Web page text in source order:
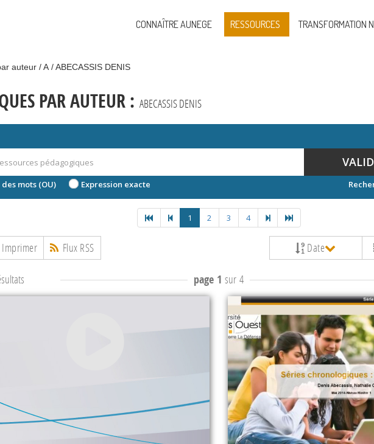
CONNAÎTRE AUNEGE RESSOURCES TRANSFORMATION
auteur A ABECASSIS DENIS
PAR AUTEUR : ABECASSIS DENIS
des mots (OU) Expression exacte
1 2 3 4
Flux RSS Date
page 1 sur 4